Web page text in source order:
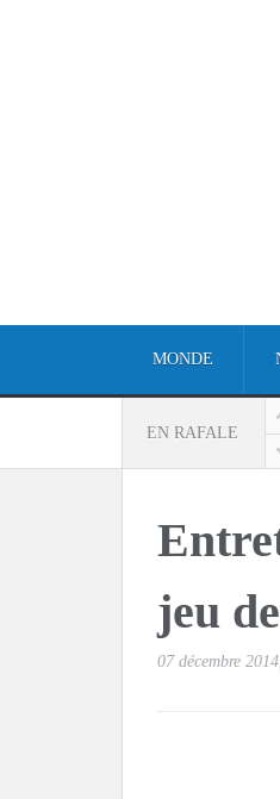
MONDE
EN RAFALE
jeu
07 décembre